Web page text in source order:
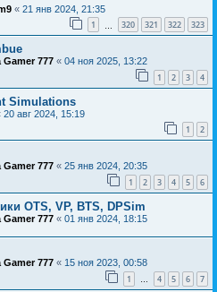
« 21 янв 2024, 21:35
1 320 321 322 323
Gamer 777 « 04 ноя 2025, 13:22
1 2 3 4
Simulations
20 авг 2024, 15:19
1 2
Gamer 777 « 25 янв 2024, 20:35
1 2 3 4 5 6
OTS, VP, BTS, DPSim
Gamer 777 « 01 янв 2024, 18:15
Gamer 777 « 15 ноя 2023, 00:58
1 … 4 5 6 7